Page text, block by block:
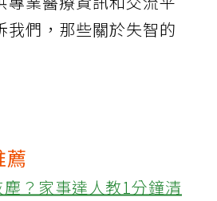
我們，那些關於失智的
薦
？家事達人教1分鐘清